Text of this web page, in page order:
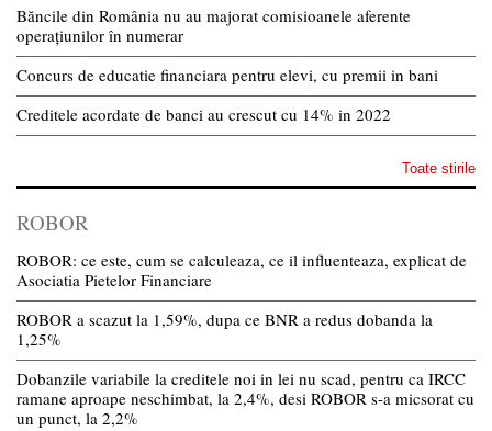
Băncile din România nu au majorat comisioanele aferente
operațiunilor în numerar
Concurs de educatie financiara pentru elevi, cu premii in bani
Creditele acordate de banci au crescut cu 14% in 2022
Toate stirile
ROBOR
ROBOR: ce este, cum se calculeaza, ce il influenteaza, explicat de
Asociatia Pietelor Financiare
ROBOR a scazut la 1,59%, dupa ce BNR a redus dobanda la
1,25%
Dobanzile variabile la creditele noi in lei nu scad, pentru ca IRCC
ramane aproape neschimbat, la 2,4%, desi ROBOR s-a micsorat cu
un punct, la 2,2%